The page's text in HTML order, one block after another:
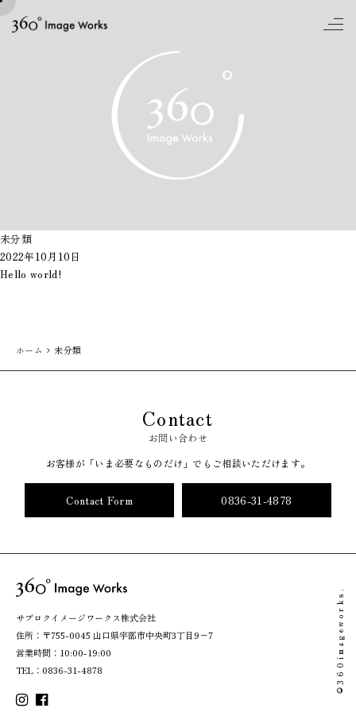
未分類
2022年10月10日
Hello world!
ホーム 未分類
Contact
お問い合わせ
お客様が「いま必要なものだけ」でもご相談いただけます。
Contact Form 0836-31-4878
サブロクイメージワークス株式会社
住所：〒755-0045 山口県宇部市中央町3丁目9−7
営業時間：10:00-19:00
TEL： 0836-31-4878 ©360imageworks.